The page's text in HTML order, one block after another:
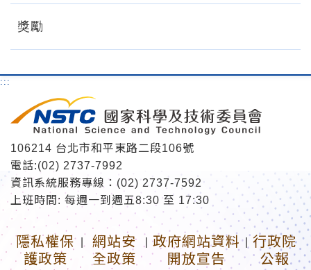
獎勵
:::
106214 台北市和平東路二段106號
電話:(02) 2737-7992
資訊系統服務專線：(02) 2737-7592
上班時間: 每週一到週五8:30 至 17:30
隱私權保
護政策
網站安
全政策
政府網站資料
開放宣告
行政院
公報